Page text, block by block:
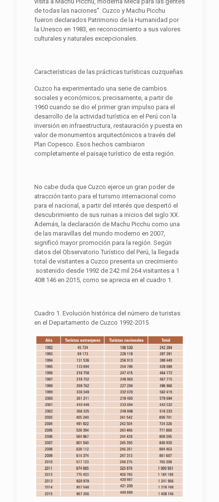
de todas las naciones”. Cuzco y Machu Picchu
fueron declarados Patrimonio de la Humanidad por
la Unesco en 1983, en reconocimiento a sus valores
culturales y naturales excepcionales.
Características de las prácticas turísticas cuzqueñas
Cuzco ha experimentado una serie de cambios
sociales y económicos; precisamente, a partir de
1960 cuando se dio el primer gran impulso para el
desarrollo de la actividad turística en el Perú con la
inversión en infraestructura, restauración y puesta en
valor de monumentos arquitectónicos a través del
Plan Copesco. Esos hechos cambiaron
completamente el paisaje turístico de esta región.
No cabe duda que Cuzco ejerce un gran poder de
atracción tanto para el turismo internacional como
para el nacional, a partir del interés que despertó el
descubrimiento de sus ruinas a inicios del siglo XX.
Además, la declaración de Machu Picchu como una
de las maravillas del mundo moderno en 2007,
significó mayor promoción para la región. Según
datos del Observatorio Turístico del Perú, la llegada
total de visitantes a Cuzco presenta un crecimiento
sostenido desde 1992 de 242 mil 264 visitantes a 1
408 146 en 2015, como se aprecia en el cuadro 1.
Cuadro 1. Evolución histórica del número de turistas
en el Departamento de Cuzco 1992-2015